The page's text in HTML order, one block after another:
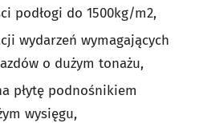
podłogi do 1500kg/m2,
wydarzeń wymagających
o dużym tonażu,
płytę podnośnikiem
wysięgu,